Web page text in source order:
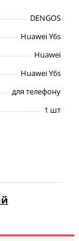
DENGOS
Huawei Y6s
Huawei
Huawei Y6s
для телефону
1 шт